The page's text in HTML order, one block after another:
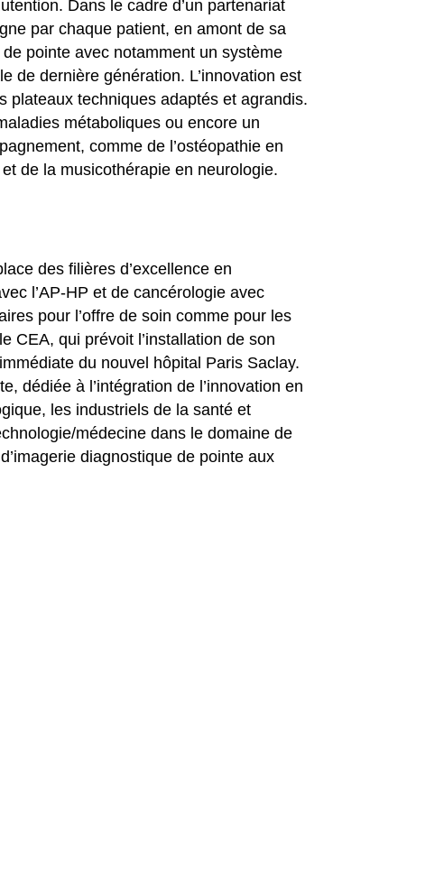
Dans le cadre d’un partenariat
par chaque patient, en amont de sa
pointe avec notamment un système
de dernière génération. L’innovation est
plateaux techniques adaptés et agrandis.
métaboliques ou encore un
comme de l’ostéopathie en
de la musicothérapie en neurologie.
des filières d’excellence en
l’AP-HP et de cancérologie avec
pour l’offre de soin comme pour les
CEA, qui prévoit l’installation de son
du nouvel hôpital Paris Saclay.
dédiée à l’intégration de l’innovation en
les industriels de la santé et
médecine dans le domaine de
diagnostique de pointe aux